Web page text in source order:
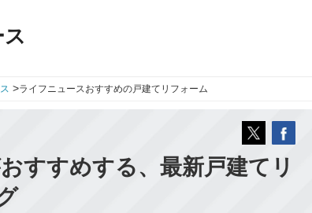
>ライフニュースおすすめの戸建てリフォーム
すすめする、最新戸建てリ